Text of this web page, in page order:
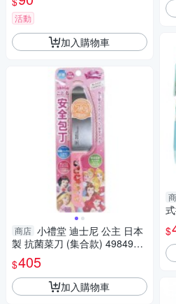
活動
加入購物車
商店 小禮堂 迪士尼 公主 日本
製 抗菌菜刀 (集合款) 4984909
-330917
$405
加入購物車
$